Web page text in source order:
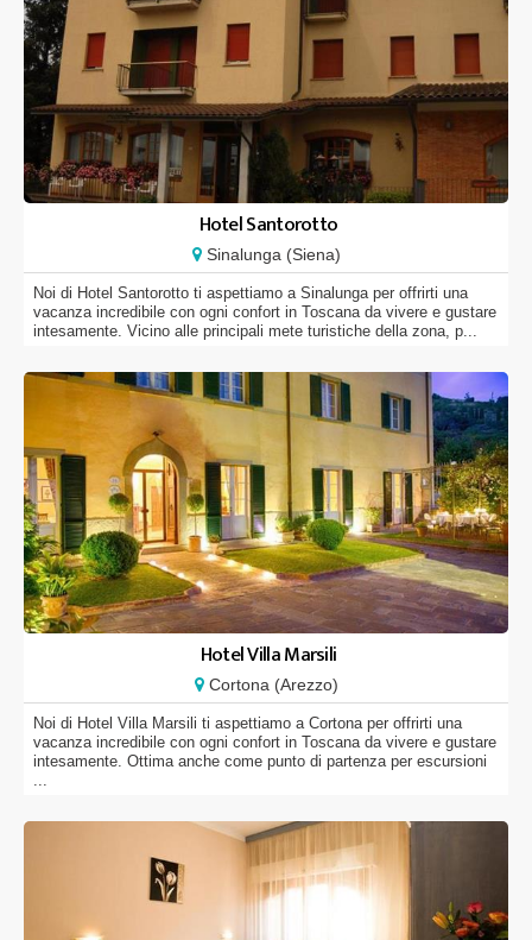
Hotel Santorotto
Sinalunga (Siena)
Noi di Hotel Santorotto ti aspettiamo a Sinalunga per offrirti una
vacanza incredibile con ogni confort in Toscana da vivere e gustare
intesamente. Vicino alle principali mete turistiche della zona, p...
Hotel Villa Marsili
Cortona (Arezzo)
Noi di Hotel Villa Marsili ti aspettiamo a Cortona per offrirti una
vacanza incredibile con ogni confort in Toscana da vivere e gustare
intesamente. Ottima anche come punto di partenza per escursioni
...